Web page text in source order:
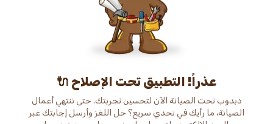
عذراً! التطبيق تحت الإصلاح 🔌
دبدوب تحت الصيانة الآن لتحسين تجربتك. حتى ننتهي أعمال
الصيانة، ما رأيك في تحدي سريع؟ حل اللغز وأرسل إجابتك عبر